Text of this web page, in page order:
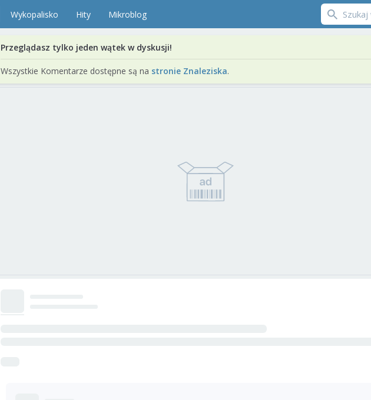
Wykopalisko Hity Mikroblog
Przeglądasz tylko jeden wątek w dyskusji!
Wszystkie Komentarze dostępne są na stronie Znaleziska.